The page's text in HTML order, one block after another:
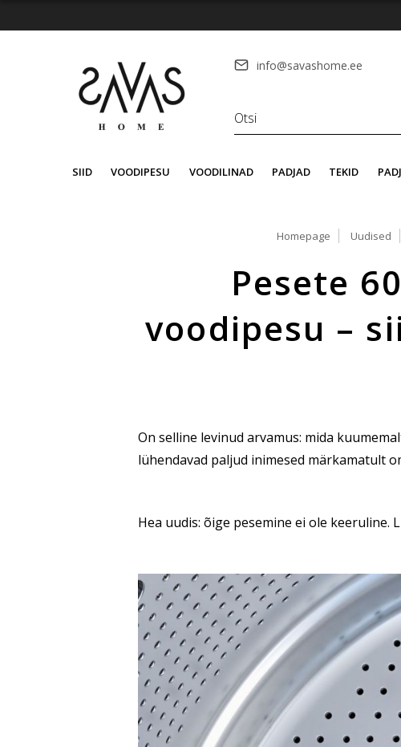
info@savashome.ee
SIID VOODIPESU VOODILINAD PADJAD TEKID
Homepage Uudised
Pesete
voodipesu –
On selline levinud arvamus: mida
lühendavad paljud inimesed märkamatult
Hea uudis: õige pesemine ei ole